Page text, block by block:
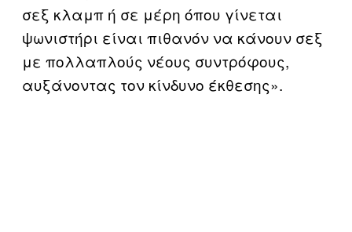
σεξ κλαμπ ή σε μέρη όπου γίνεται
ψωνιστήρι είναι πιθανόν να κάνουν σεξ
με πολλαπλούς νέους συντρόφους,
αυξάνοντας τον κίνδυνο έκθεσης».